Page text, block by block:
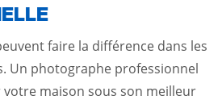
faire la différence dans les
Un photographe professionnel
maison sous son meilleur